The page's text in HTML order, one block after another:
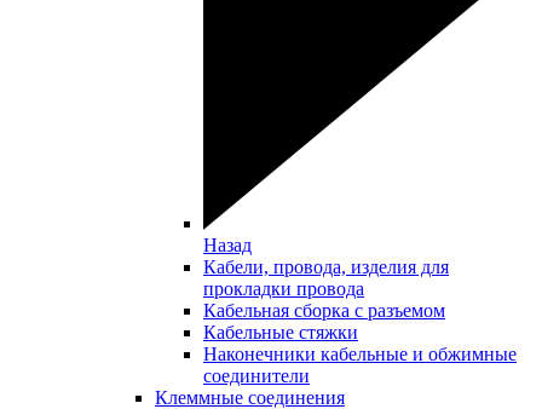
Назад
Кабели, провода, изделия для
прокладки провода
Кабельная сборка с разъемом
Кабельные стяжки
Наконечники кабельные и обжимные
соединители
Клеммные соединения